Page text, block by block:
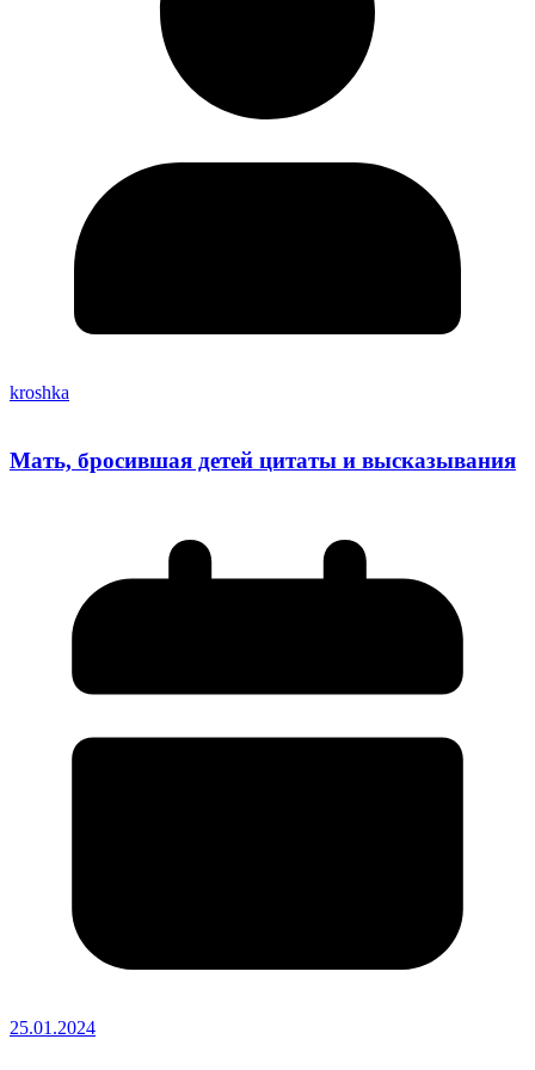
kroshka
Мать, бросившая детей цитаты и высказывания
25.01.2024